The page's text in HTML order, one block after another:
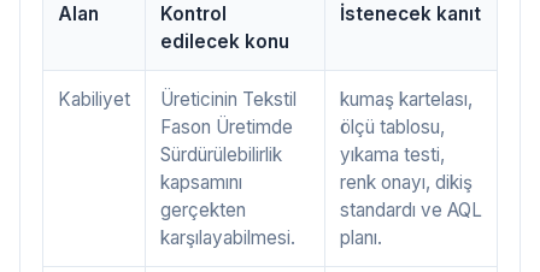
Alan
Kontrol
edilecek konu
İstenecek kanıt
Kabiliyet
Üreticinin Tekstil
Fason Üretimde
Sürdürülebilirlik
kapsamını
gerçekten
karşılayabilmesi.
kumaş kartelası,
ölçü tablosu,
yıkama testi,
renk onayı, dikiş
standardı ve AQL
planı.